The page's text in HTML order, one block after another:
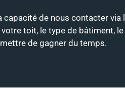
de nous contacter
toit, le type de bâtiment,
de gagner du temps.